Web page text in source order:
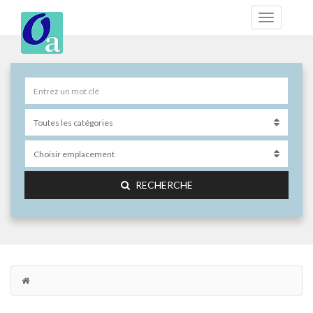
RECHERCHE